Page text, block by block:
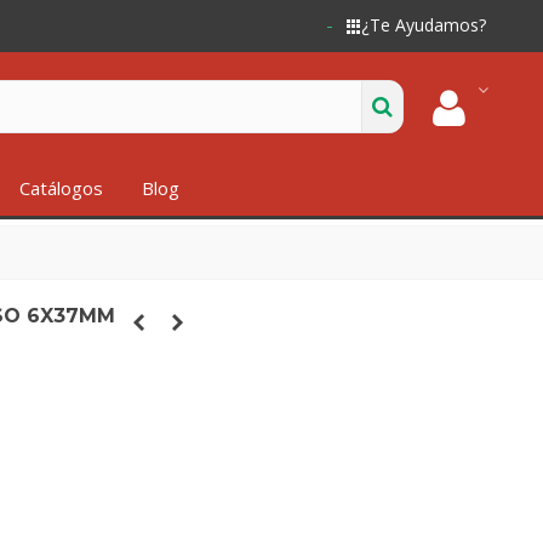
¿Te Ayudamos?
Catálogos Blog
6X37MM